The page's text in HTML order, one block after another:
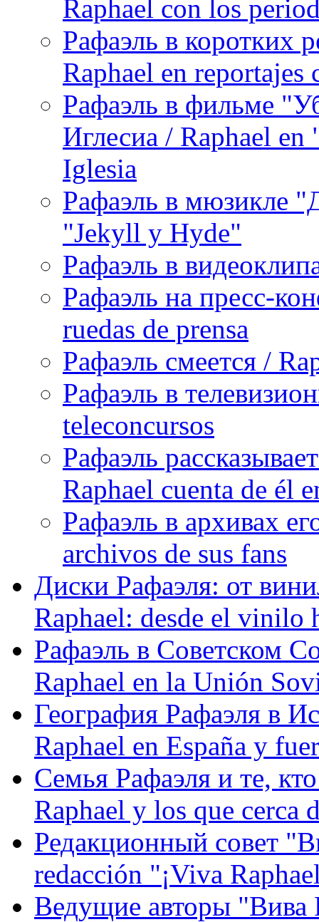
Raphael con los
Рафаэль в коротких
Raphael en reportajes
Рафаэль в фильме
Иглесиа / Raphael
Iglesia
Рафаэль в мюзикле
"Jekyll y Hyde"
Рафаэль в
Рафаэль на пресс-
ruedas de prensa
Рафаэль смеется /
Рафаэль в
teleconcursos
Рафаэль
Raphael cuenta de él
Рафаэль в архивах
archivos de sus fans
Диски Рафаэля: от
Raphael: desde el vinilo
Рафаэль в Советском
Raphael en la Unión
География Рафаэля в
Raphael en España y
Семья Рафаэля и те,
Raphael y los que cerca
Редакционный совет
redacción "¡Viva
Ведущие авторы "Вива